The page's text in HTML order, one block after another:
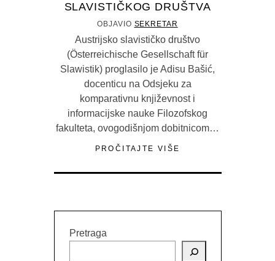
SLAVISTIČKOG DRUŠTVA
OBJAVIO SEKRETAR
Austrijsko slavističko društvo
(Österreichische Gesellschaft für
Slawistik) proglasilo je Adisu Bašić,
docenticu na Odsjeku za
komparativnu književnost i
informacijske nauke Filozofskog
fakulteta, ovogodišnjom dobitnicom…
PROČITAJTE VIŠE
Pretraga